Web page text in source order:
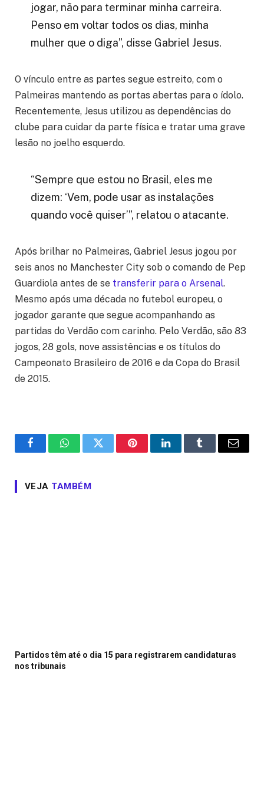
jogar, não para terminar minha carreira.
Penso em voltar todos os dias, minha
mulher que o diga”, disse Gabriel Jesus.
O vínculo entre as partes segue estreito, com o
Palmeiras mantendo as portas abertas para o ídolo.
Recentemente, Jesus utilizou as dependências do
clube para cuidar da parte física e tratar uma grave
lesão no joelho esquerdo.
“Sempre que estou no Brasil, eles me
dizem: ‘Vem, pode usar as instalações
quando você quiser’”, relatou o atacante.
Após brilhar no Palmeiras, Gabriel Jesus jogou por
seis anos no Manchester City sob o comando de Pep
Guardiola antes de se transferir para o Arsenal.
Mesmo após uma década no futebol europeu, o
jogador garante que segue acompanhando as
partidas do Verdão com carinho. Pelo Verdão, são 83
jogos, 28 gols, nove assistências e os títulos do
Campeonato Brasileiro de 2016 e da Copa do Brasil
de 2015.
FacebookWhatsAppTwitter PinterestLinkedInTumblr Email
VEJA TAMBÉM
Partidos têm até o dia 15 para registrarem candidaturas
nos tribunais